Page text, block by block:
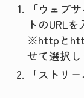
「ウェブ
トのURLを
※httpと
せて選択し
「ストリ